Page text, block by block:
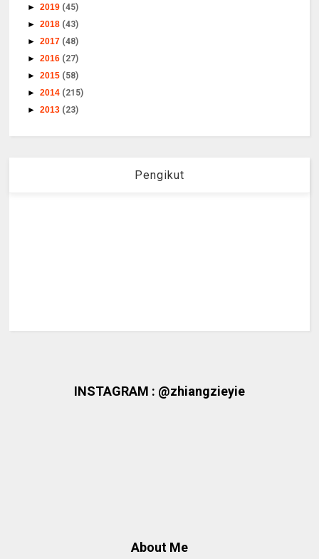
►2019 (45)
►2018 (43)
►2017 (48)
►2016 (27)
►2015 (58)
►2014 (215)
►2013 (23)
Pengikut
INSTAGRAM : @zhiangzieyie
About Me